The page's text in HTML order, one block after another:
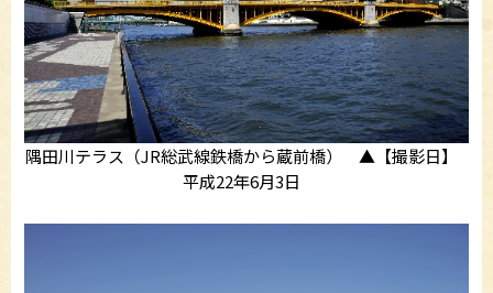
隅田川テラス（JR総武線鉄橋から蔵前橋） ▲【撮影日】
平成22年6月3日